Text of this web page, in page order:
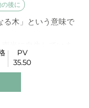
後に
る木」という意味で
どで使用されたオ
ッシュな空間にし
PV
35.50